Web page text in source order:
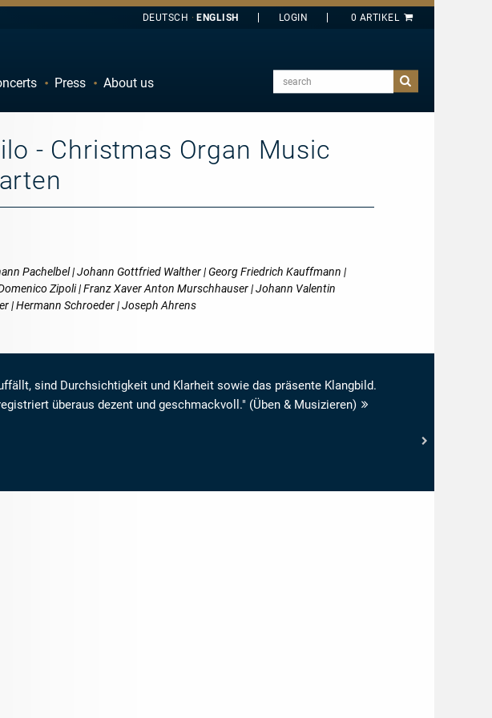
N
S
Y
DEUTSCH ENGLISH
Press About us
- Christmas Organ Music
Pachelbel | Johann Gottfried Walther | Georg Friedrich Kauffmann |
Zipoli | Franz Xaver Anton Murschhauser | Johann Valentin
| Hermann Schroeder | Joseph Ahrens
sind Durchsichtigkeit und Klarheit sowie das präsente Klangbild.
überaus dezent und geschmackvoll." (Üben & Musizieren)